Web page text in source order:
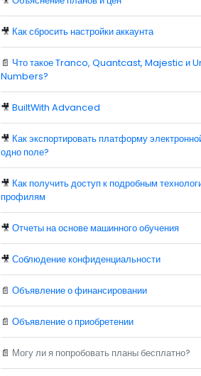
🎥 Как сбросить настройки аккаунта
📄 Что такое Tranco, Quantcast, Majestic и
Numbers?
🎥BuiltWith Advanced
🎥 Как экспортировать платформу
одно поле?
🎥 Как получить доступ к подробным
профилям
🎥Отчеты на основе машинного обучения
🎥Соблюдение конфиденциальности
📄Объявление о финансировании
📄Объявление о приобретении
📄 Могу ли я попробовать планы бесплатно?